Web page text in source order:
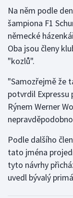
Gymnastika
Házená
Jezdectví
Krasobruslení
Lezení
Lyže a
Moderní pětiboj
Na něm podle
šampiona F1
německé
Oba jsou členy
"kozlů".
"Samozřejmě že
potvrdil Expressu
Rýnem Werner
Podle dalšího
tato jména
tyto návrhy
uvedl bývalý